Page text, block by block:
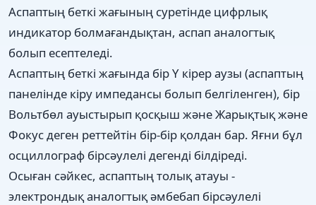
Аспаптың беткі жағының суретінде цифрлық
индикатор болмағандықтан, аспап аналогтық
болып есептеледі.
Аспаптың беткі жағында бір Y кірер аузы (аспаптың
панелінде кіру импедансы болып белгіленген), бір
Вольтбөл ауыстырып қосқыш және Жарықтық және
Фокус деген реттейтін бір-бір қолдан бар. Яғни бұл
осциллограф бірсәулелі дегенді білдіреді.
Осыған сәйкес, аспаптың толық атауы -
электрондық аналогтық әмбебап бірсәулелі